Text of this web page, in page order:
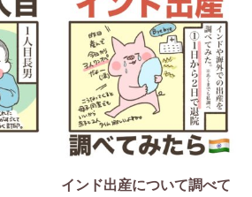
インド出産について調べて